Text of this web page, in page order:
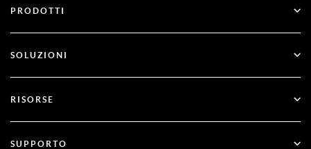
PRODOTTI
SecurID
SOLUZIONI
Autenticazione a più fattori
RISORSE
SUPPORTO